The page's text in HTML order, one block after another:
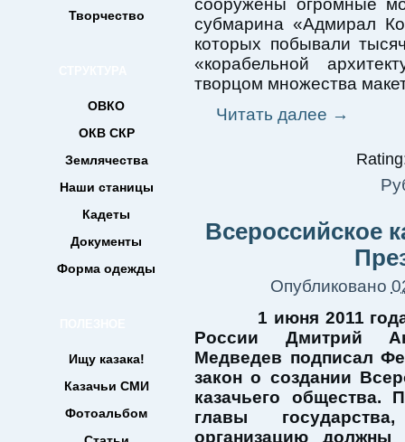
Творчество
ОВКО
ОКВ СКР
Землячества
Наши станицы
Кадеты
Документы
Форма одежды
Ищу казака!
Казачьи СМИ
Фотоальбом
сооружены огромные
субмарина «Адмирал
которых побывали
«корабельной
творцом множества
Читать далее →
Всероссийское
Опубликовано
1 июня 2011
России Дмитрий
Медведев подписал
закон о создании
казачьего общества.
главы
организацию должны